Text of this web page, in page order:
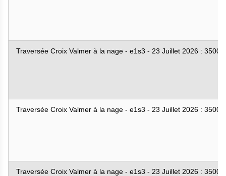
Traversée Croix Valmer à la nage - e1s3 - 23 Juillet 2026 : 3500m
Traversée Croix Valmer à la nage - e1s3 - 23 Juillet 2026 : 3500m
Traversée Croix Valmer à la nage - e1s3 - 23 Juillet 2026 : 3500m